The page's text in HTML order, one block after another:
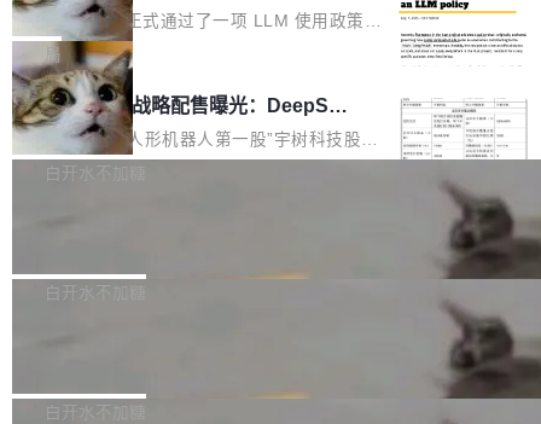
等内容展开系统讲解和实战交流，帮助企业进一
步了解开源鸿蒙在智能...
据：2025 年全年 10 亿次 commit。现在，每周
2.75 亿次，全年预计 140 亿次。GitHub...
上，Prime Agent + Opus 5 的组合达到了 95.
5% RHAE Best@1，超过了 ARC 报告的人类专
家基线 95.4%。 不是又一个 coding agent 包装
器 Prime Agent 的架构和市面上大多数 coding
agent 有本质区别。大多数 agent harness 的设
计是基于早期模型的能力—...
止，但你要承认哪些代码不是你写的
Rust 语言项目正式通过了一项 LLM 使用政策，
覆盖 rust-lang/rust 单一仓库的代码贡献。这不
是项目级别的官方立场，目前由五个团队采纳，
但它可能是主流开源项目中关于 AI 辅助贡献最
细致的一份规则。 政策的核心只有一句话：LLM
可以用来分析、提炼、审阅、建议，但不能用来
不得生成涉及安全性的关键变更，除非作者本身
局
宇树科技 IPO 战略配售曝光：DeepSe
ek 获配 93.3 万股，锁定 36 个月
8月6日晚间，“人形机器人第一股”宇树科技股份
有限公司披露IPO发行价格及战略配售结果，杭
36个月。 公告显示，本次宇树科技战略配售对
员工参与设立的专项资产管理计划。其中，Dee
白开水不加糖
Bug fixes and enhancements 修复多次传递同
一个回归问题，该问题导致拉取镜像时会拒绝包
白开水不加糖
e 孵化器项目管理委员会（IPMC）投票中获得
白开水不加糖